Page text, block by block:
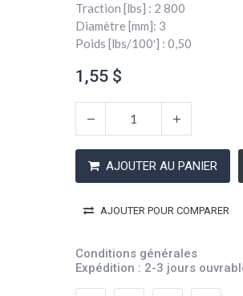
Traction [lbs] : 2 800
Diamètre [mm]: 3
Poids [lbs/100′] : 0,50
1,55 $
AJOUTER AU PANIER
AJOUTER POUR COMPARER
Conditions générales
Expédition : 2-3 jours